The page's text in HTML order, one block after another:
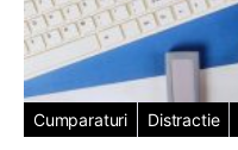
Cumparaturi Distractie